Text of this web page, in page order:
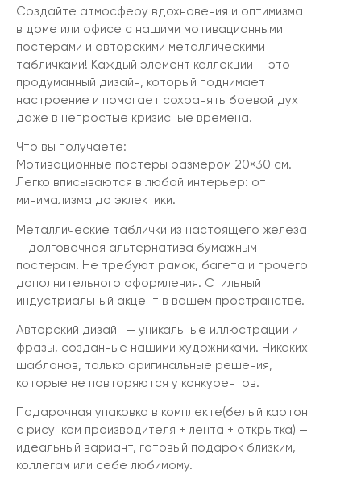
Создайте атмосферу вдохновения и оптимизма
в доме или офисе с нашими мотивационными
постерами и авторскими металлическими
табличками! Каждый элемент коллекции — это
продуманный дизайн, который поднимает
настроение и помогает сохранять боевой дух
даже в непростые кризисные времена.
Что вы получаете:
Мотивационные постеры размером 20×30 см.
Легко вписываются в любой интерьер: от
минимализма до эклектики.
Металлические таблички из настоящего железа
— долговечная альтернатива бумажным
постерам. Не требуют рамок, багета и прочего
дополнительного оформления. Стильный
индустриальный акцент в вашем пространстве.
Авторский дизайн — уникальные иллюстрации и
фразы, созданные нашими художниками. Никаких
шаблонов, только оригинальные решения,
которые не повторяются у конкурентов.
Подарочная упаковка в комплекте(белый картон
с рисунком производителя + лента + открытка) —
идеальный вариант, готовый подарок близким,
коллегам или себе любимому.